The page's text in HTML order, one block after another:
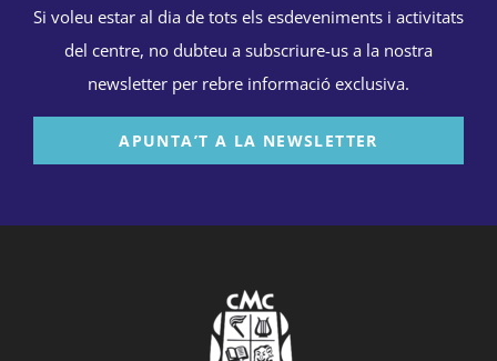
Si voleu estar al dia de tots els esdeveniments i activitats
del centre, no dubteu a subscriure-us a la nostra
newsletter per rebre informació exclusiva.
APUNTA’T A LA NEWSLETTER